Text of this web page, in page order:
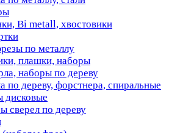
Bi metall, хвостовики
по металлу
плашки, наборы
наборы по дереву
по дереву, форстнера, спиральные
дисковые
сверел по дереву